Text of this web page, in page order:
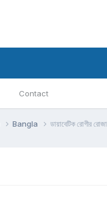
Contact
Bangla ডায়াবেটিক রোগীর রোজা